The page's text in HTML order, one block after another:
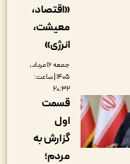
«اقتصاد،
معیشت،
جمعه ۱۶ مرداد,
۱۴۰۵ | ساعت:
قسمت
اول
گزارش به